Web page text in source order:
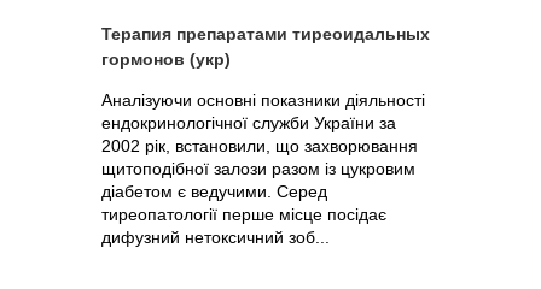
Терапия препаратами тиреоидальных
гормонов (укр)
Аналізуючи основні показники діяльності
ендокринологічної служби України за
2002 рік, встановили, що захворювання
щитоподібної залози разом із цукровим
діабетом є ведучими. Серед
тиреопатології перше місце посідає
дифузний нетоксичний зоб...